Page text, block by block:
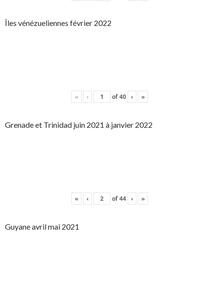
Îles vénézueliennes février 2022
« ‹ of40 › »
Grenade et Trinidad juin 2021 à janvier 2022
« ‹ of44 › »
Guyane avril mai 2021